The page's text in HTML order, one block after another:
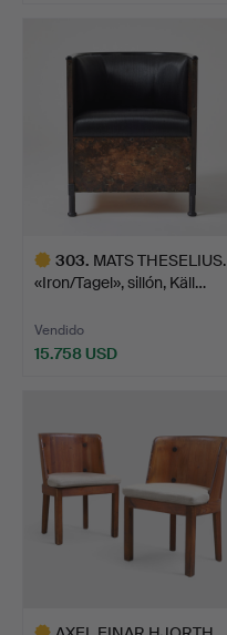
303. MATS THESELIUS.
«Iron/Tagel», sillón, Käll…
Vendido
15.758 USD